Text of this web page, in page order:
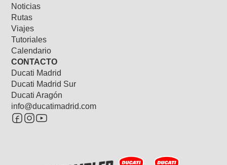
Noticias
Rutas
Viajes
Tutoriales
Calendario
CONTACTO
Ducati Madrid
Ducati Madrid Sur
Ducati Aragón
info@ducatimadrid.com